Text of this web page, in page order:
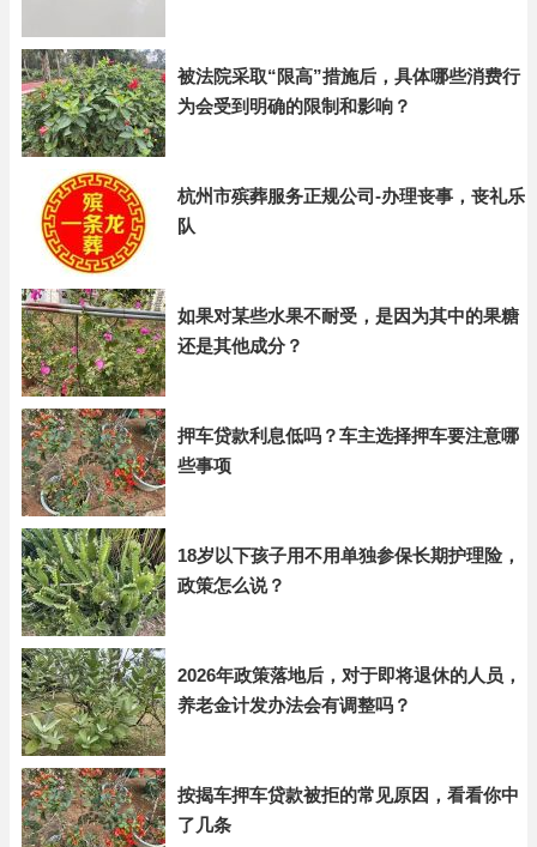
被法院采取“限高”措施后，具体哪些消费行
为会受到明确的限制和影响？
杭州市殡葬服务正规公司-办理丧事，丧礼乐
队
如果对某些水果不耐受，是因为其中的果糖
还是其他成分？
押车贷款利息低吗？车主选择押车要注意哪
些事项
18岁以下孩子用不用单独参保长期护理险，
政策怎么说？
2026年政策落地后，对于即将退休的人员，
养老金计发办法会有调整吗？
按揭车押车贷款被拒的常见原因，看看你中
了几条